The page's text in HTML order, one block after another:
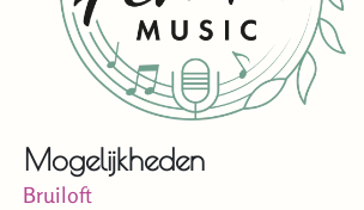
Mogelijkheden
Bruiloft